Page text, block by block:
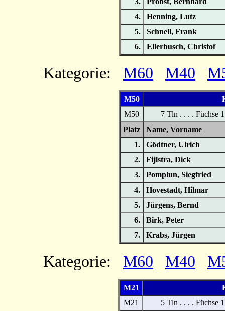
4.
Henning, Lutz
5.
Schnell, Frank
6.
Ellerbusch, Christof
Kategorie: M60 M40
M50
M50
7 Tln . . . . Füchse
Platz
Name,
1.
Gödtner, Ulrich
2.
Fijlstra, Dick
3.
Pomplun, Siegfried
4.
Hovestadt, Hilmar
5.
Jürgens, Bernd
6.
Birk, Peter
7.
Krabs, Jürgen
Kategorie: M60 M40
M21
M21
5 Tln . . . . Füchse